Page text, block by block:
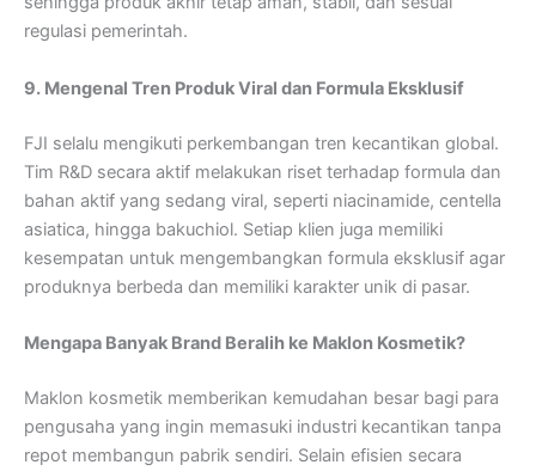
regulasi pemerintah.
9. Mengenal Tren Produk Viral dan Formula Eksklusif
FJI selalu mengikuti perkembangan tren kecantikan global.
Tim R&D secara aktif melakukan riset terhadap formula dan
bahan aktif yang sedang viral, seperti niacinamide, centella
asiatica, hingga bakuchiol. Setiap klien juga memiliki
kesempatan untuk mengembangkan formula eksklusif agar
produknya berbeda dan memiliki karakter unik di pasar.
Mengapa Banyak Brand Beralih ke Maklon Kosmetik?
Maklon kosmetik memberikan kemudahan besar bagi para
pengusaha yang ingin memasuki industri kecantikan tanpa
repot membangun pabrik sendiri. Selain efisien secara